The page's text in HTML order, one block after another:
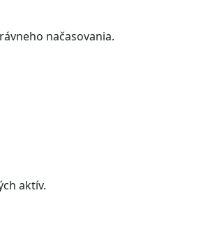
načasovania.
aktív.